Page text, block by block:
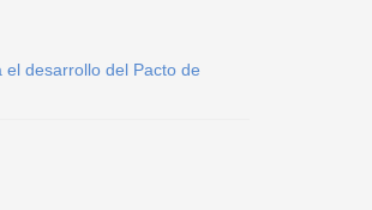
desarrollo del Pacto de